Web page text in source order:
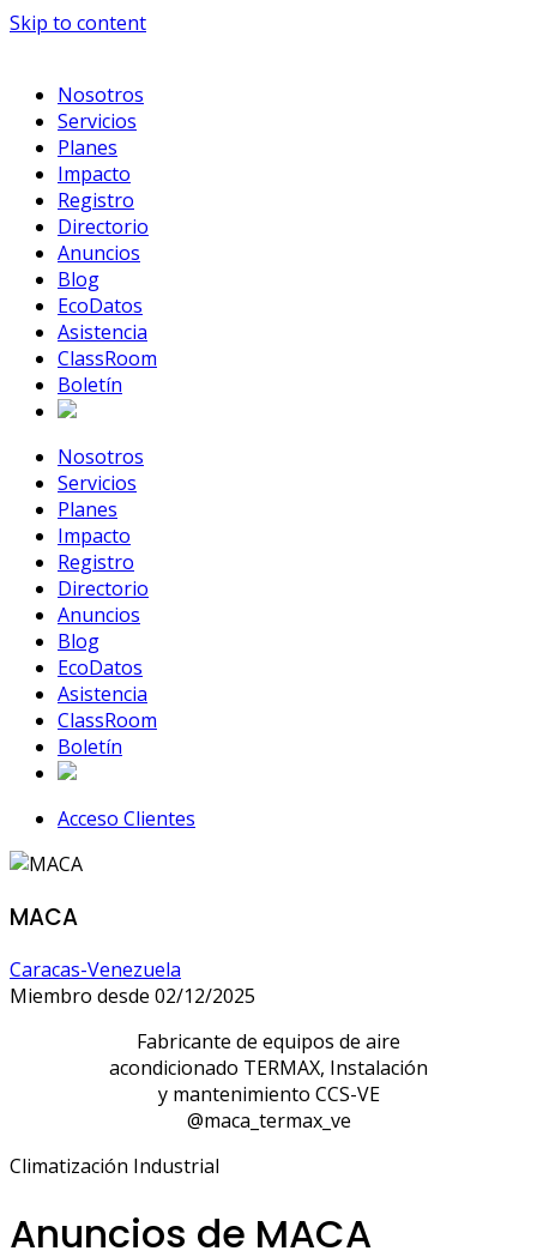
Skip to content
Nosotros
Servicios
Planes
Impacto
Registro
Directorio
Anuncios
Blog
EcoDatos
Asistencia
ClassRoom
Boletín
Nosotros
Servicios
Planes
Impacto
Registro
Directorio
Anuncios
Blog
EcoDatos
Asistencia
ClassRoom
Boletín
Acceso Clientes
MACA
Caracas-Venezuela
Miembro desde 02/12/2025
Fabricante de equipos de aire
acondicionado TERMAX, Instalación
y mantenimiento CCS-VE
@maca_termax_ve
Climatización Industrial
Anuncios de MACA